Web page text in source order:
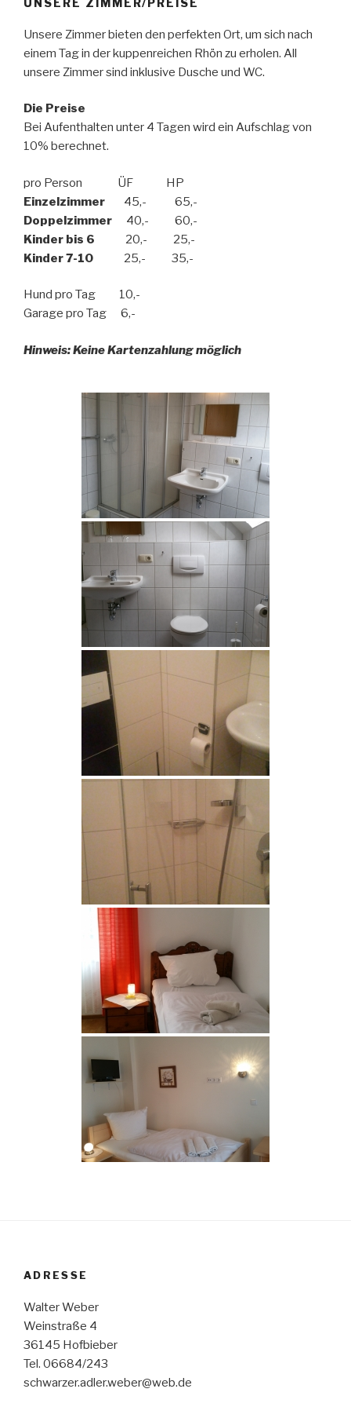
UNSERE ZIMMER/PREISE
Unsere Zimmer bieten den perfekten Ort, um sich nach
einem Tag in der kuppenreichen Rhön zu erholen. All
unsere Zimmer sind inklusive Dusche und WC.
Die Preise
Bei Aufenthalten unter 4 Tagen wird ein Aufschlag von
10% berechnet.
pro Person ÜF HP
Einzelzimmer 45,- 65,-
Doppelzimmer 40,- 60,-
Kinder bis 6 20,- 25,-
Kinder 7-10 25,- 35,-
Hund pro Tag 10,-
Garage pro Tag 6,-
Hinweis: Keine Kartenzahlung möglich
ADRESSE
Walter Weber
Weinstraße 4
36145 Hofbieber
Tel. 06684/243
schwarzer.adler.weber@web.de